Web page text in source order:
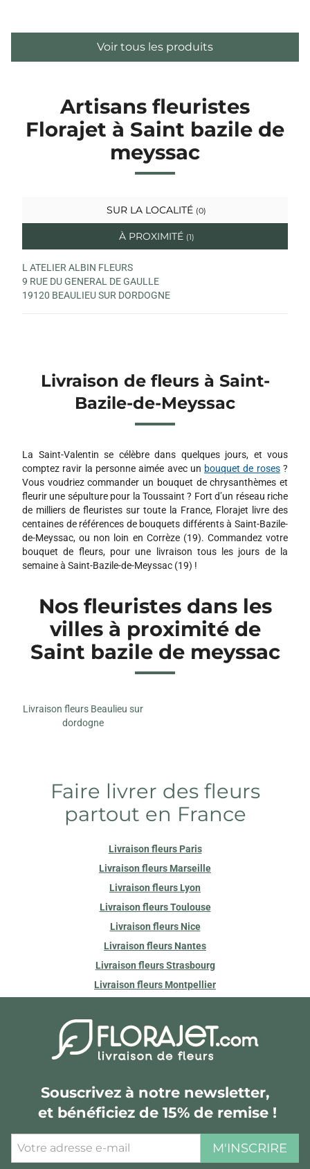
Voir tous les produits
Artisans fleuristes
Florajet à Saint bazile de
meyssac
SUR LA LOCALITÉ (0)
À PROXIMITÉ (1)
L ATELIER ALBIN FLEURS
9 RUE DU GENERAL DE GAULLE
19120 BEAULIEU SUR DORDOGNE
Livraison de fleurs à Saint-
Bazile-de-Meyssac
La Saint-Valentin se célèbre dans quelques jours, et vous
comptez ravir la personne aimée avec un bouquet de roses?
Vous voudriez commander un bouquet de chrysanthèmes et
fleurir une sépulture pour la Toussaint ? Fort d’un réseau riche
de milliers de fleuristes sur toute la France, Florajet livre des
centaines de références de bouquets différents à Saint-Bazile-
de-Meyssac, ou non loin en Corrèze (19). Commandez votre
bouquet de fleurs, pour une livraison tous les jours de la
semaine à Saint-Bazile-de-Meyssac (19) !
Nos fleuristes dans les
villes à proximité de
Saint bazile de meyssac
Livraison fleurs Beaulieu sur
dordogne
Faire livrer des fleurs
partout en France
Livraison fleurs Paris
Livraison fleurs Marseille
Livraison fleurs Lyon
Livraison fleurs Toulouse
Livraison fleurs Nice
Livraison fleurs Nantes
Livraison fleurs Strasbourg
Livraison fleurs Montpellier
Souscrivez à notre newsletter,
et bénéficiez de 15% de remise !
M'INSCRIRE